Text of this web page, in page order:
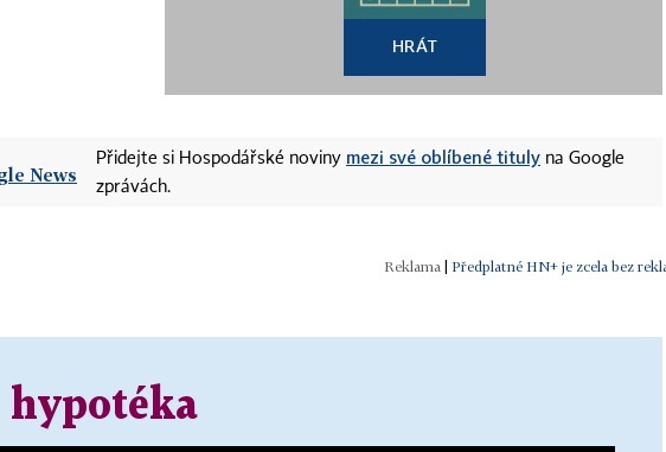
HRÁT
Přidejte si Hospodářské noviny mezi své oblíbené tituly na Google
zprávách.
| Předplatné HN+ je zcela bez
hypotéka